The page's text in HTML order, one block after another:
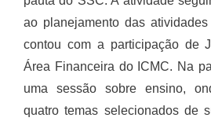
ao planejamento das
contou com a participação de
Área Financeira do ICMC. Na
uma sessão sobre ensino,
quatro temas selecionados de